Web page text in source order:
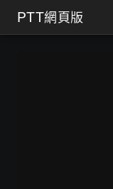
PTT網頁版